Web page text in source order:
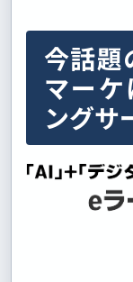
今話題
マー
ングサ